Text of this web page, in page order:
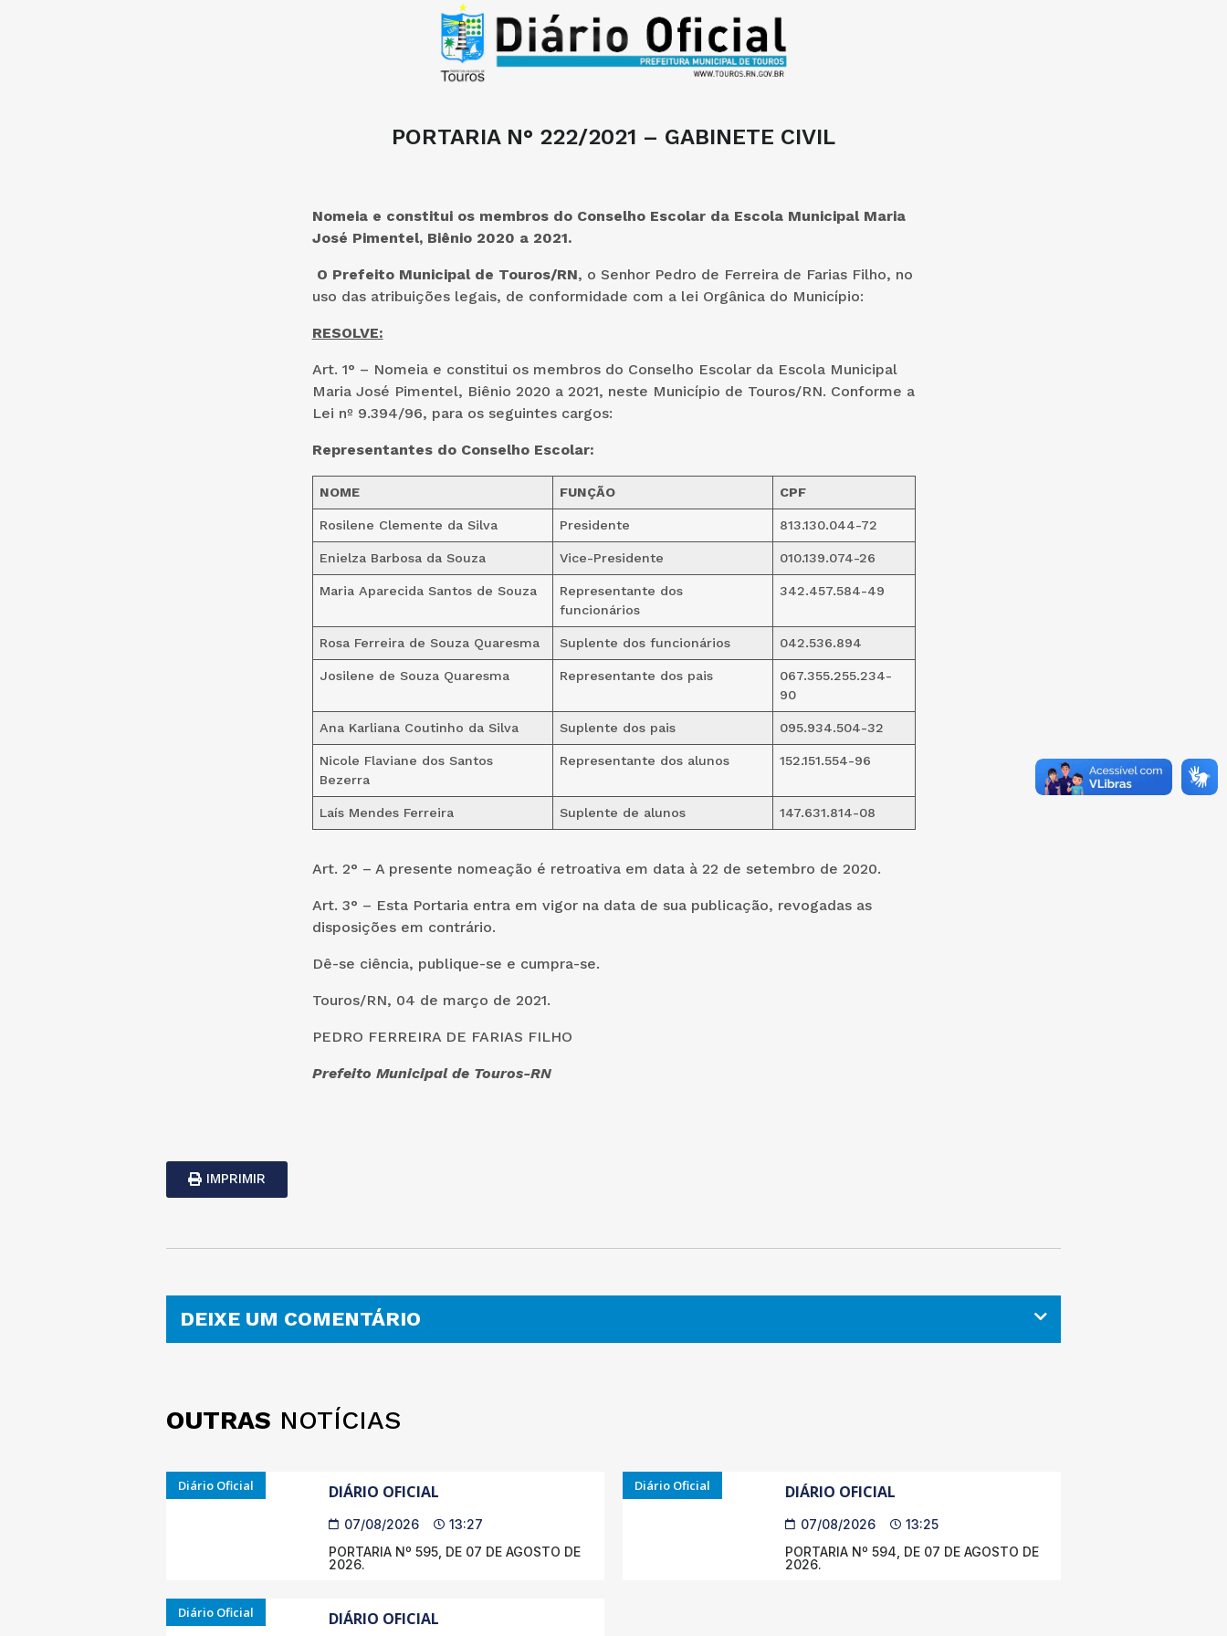
PORTARIA N° 222/2021 – GABINETE CIVIL
Nomeia e constitui os membros do Conselho Escolar da Escola Municipal Maria
José Pimentel, Biênio 2020 a 2021.
O Prefeito Municipal de Touros/RN, o Senhor Pedro de Ferreira de Farias Filho, no
uso das atribuições legais, de conformidade com a lei Orgânica do Município:
RESOLVE:
Art. 1° – Nomeia e constitui os membros do Conselho Escolar da Escola Municipal
Maria José Pimentel, Biênio 2020 a 2021, neste Município de Touros/RN. Conforme a
Lei nº 9.394/96, para os seguintes cargos:
Representantes do Conselho Escolar:
NOME FUNÇÃO CPF
Rosilene Clemente da Silva Presidente 813.130.044-72
Enielza Barbosa da Souza Vice-Presidente 010.139.074-26
Maria Aparecida Santos de Souza
Representante dos
funcionários
342.457.584-49
Rosa Ferreira de Souza Quaresma Suplente dos funcionários 042.536.894
Josilene de Souza Quaresma Representante dos pais
067.355.255.234-
90
Ana Karliana Coutinho da Silva Suplente dos pais 095.934.504-32
Nicole Flaviane dos Santos
Bezerra
Representante dos alunos 152.151.554-96
Laís Mendes Ferreira Suplente de alunos 147.631.814-08
Art. 2° – A presente nomeação é retroativa em data à 22 de setembro de 2020.
Art. 3° – Esta Portaria entra em vigor na data de sua publicação, revogadas as
disposições em contrário.
Dê-se ciência, publique-se e cumpra-se.
Touros/RN, 04 de março de 2021.
PEDRO FERREIRA DE FARIAS FILHO
Prefeito Municipal de Touros-RN
IMPRIMIR
DEIXE UM COMENTÁRIO
OUTRAS NOTÍCIAS
Diário Oficial DIÁRIO OFICIAL
07/08/2026
13:27
PORTARIA Nº 595, DE 07 DE AGOSTO DE
2026.
Diário Oficial DIÁRIO OFICIAL
07/08/2026
13:25
PORTARIA Nº 594, DE 07 DE AGOSTO DE
2026.
Diário Oficial DIÁRIO OFICIAL